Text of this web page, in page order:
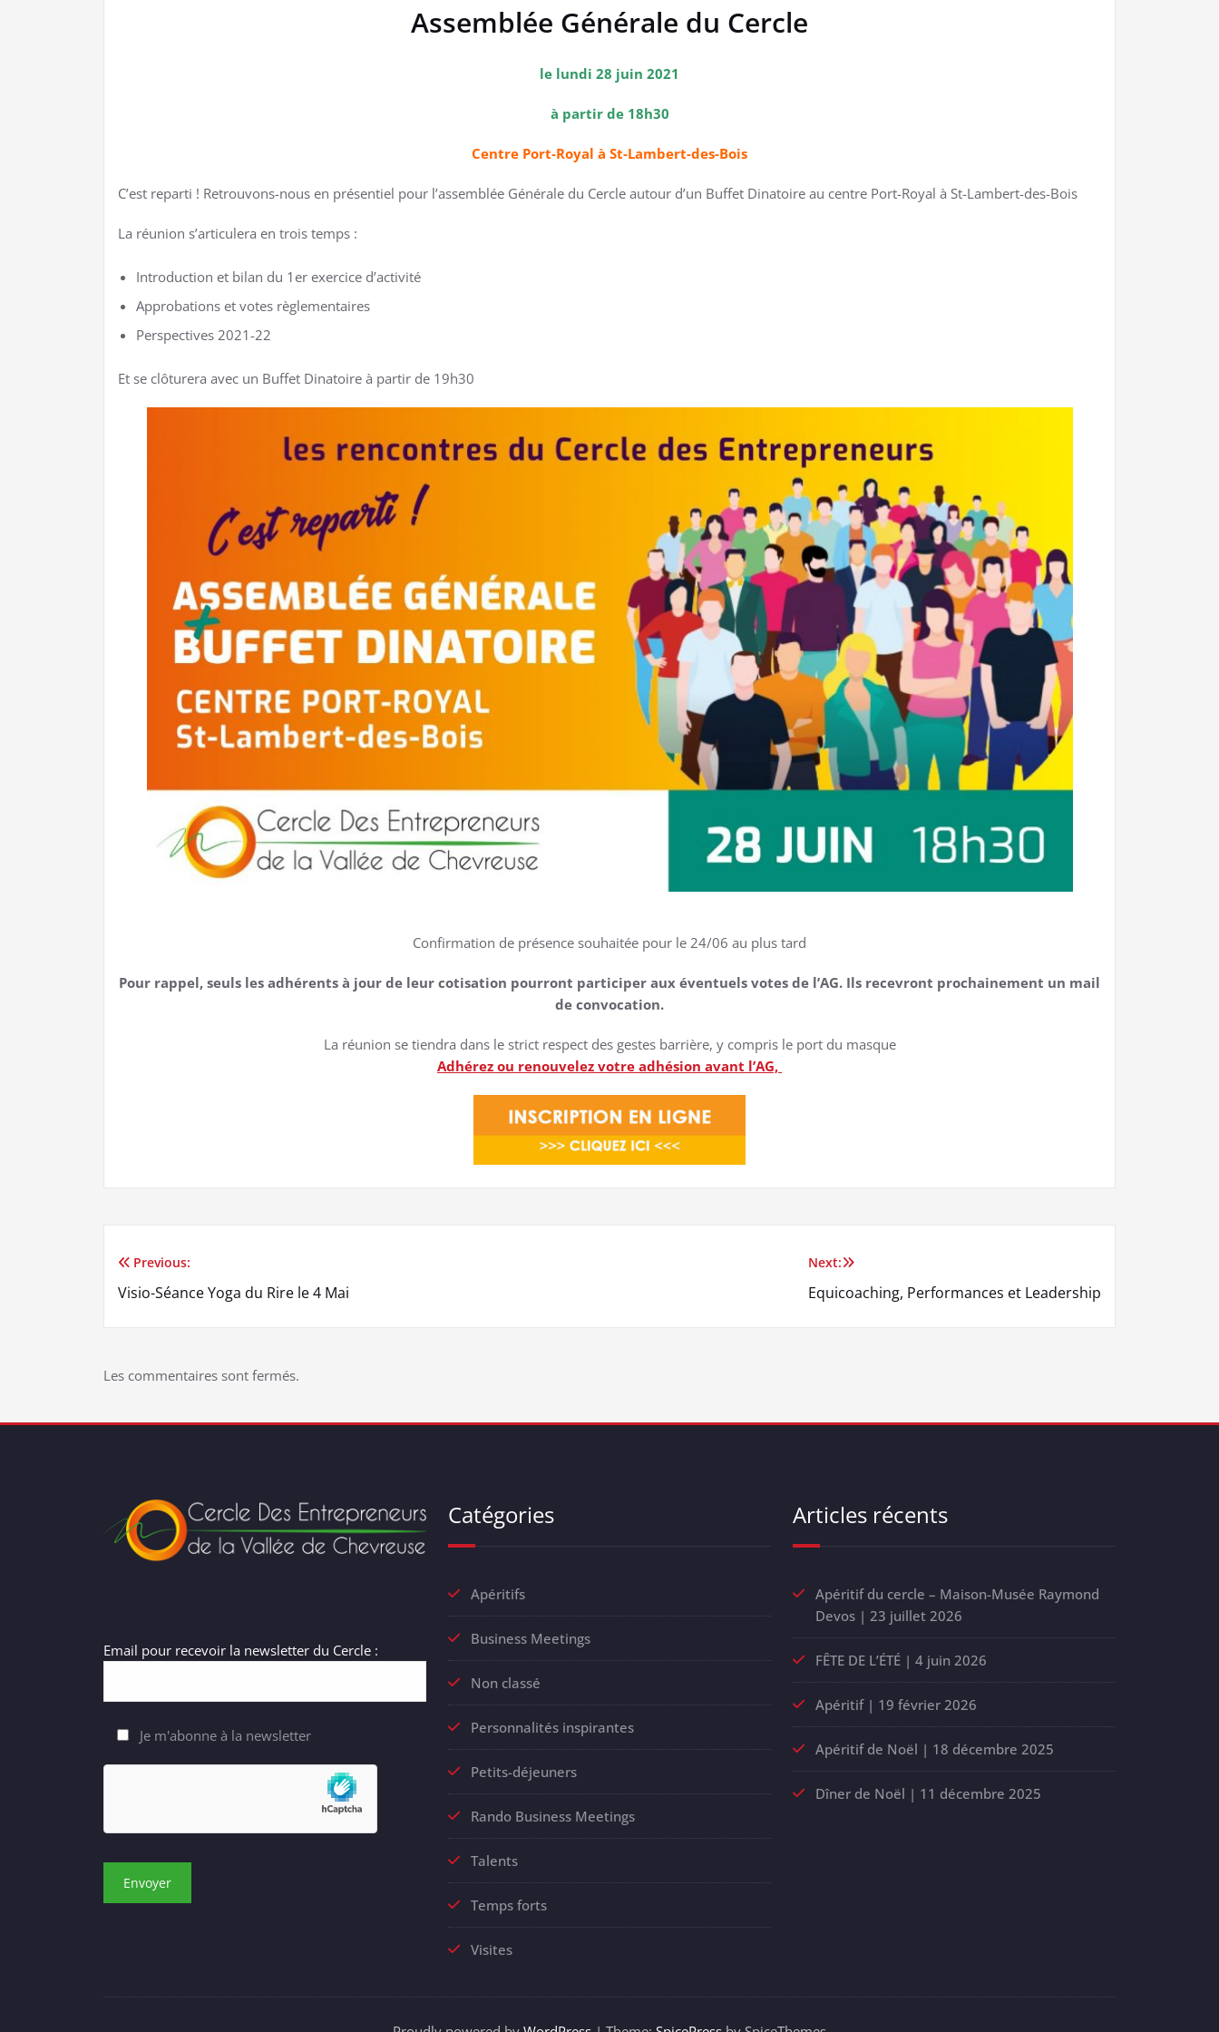
Assemblée Générale du Cercle
le lundi 28 juin 2021
à partir de 18h30
Centre Port-Royal à St-Lambert-des-Bois
C’est reparti ! Retrouvons-nous en présentiel pour l’assemblée Générale du Cercle autour d’un Buffet Dinatoire au centre Port-Royal à St-Lambert-des-Bois
La réunion s’articulera en trois temps :
Introduction et bilan du 1er exercice d’activité
Approbations et votes règlementaires
Perspectives 2021-22
Et se clôturera avec un Buffet Dinatoire à partir de 19h30
Confirmation de présence souhaitée pour le 24/06 au plus tard
Pour rappel, seuls les adhérents à jour de leur cotisation pourront participer aux éventuels votes de l’AG. Ils recevront prochainement un mail
de convocation.
La réunion se tiendra dans le strict respect des gestes barrière, y compris le port du masque
Adhérez ou renouvelez votre adhésion avant l’AG,
Navigation
l’article
Previous:
Visio-Séance Yoga du Rire le 4 Mai
Next:
Equicoaching, Performances et Leadership
Les commentaires sont fermés.
Email pour recevoir la newsletter du Cercle :
Je m'abonne à la newsletter
Catégories
Apéritifs
Business Meetings
Non classé
Personnalités inspirantes
Petits-déjeuners
Rando Business Meetings
Talents
Temps forts
Visites
Articles récents
Apéritif du cercle – Maison-Musée Raymond
Devos | 23 juillet 2026
FÊTE DE L’ÉTÉ | 4 juin 2026
Apéritif | 19 février 2026
Apéritif de Noël | 18 décembre 2025
Dîner de Noël | 11 décembre 2025